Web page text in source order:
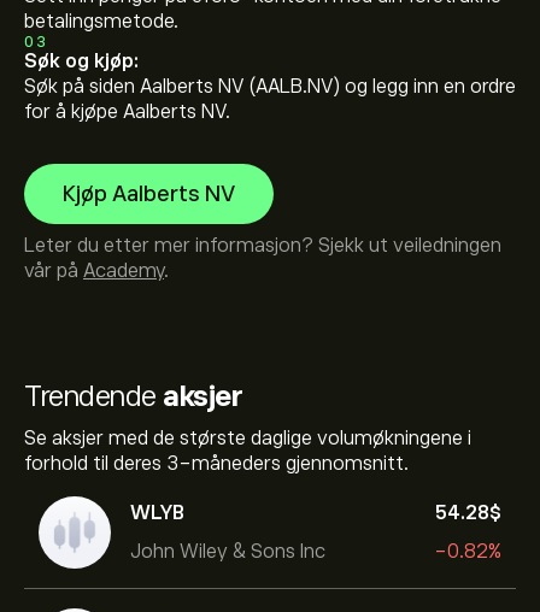
Trendende aksjer
Se aksjer med de største daglige volumøkningene i
forhold til deres 3-måneders gjennomsnitt.
WLYB
John Wiley & Sons Inc
54.28‎$‎
-0.82%
betalingsmetode.
03
Søk og kjøp:
Søk på siden Aalberts NV (AALB.NV) og legg inn en ordre
for å kjøpe Aalberts NV.
Kjøp Aalberts NV
Leter du etter mer informasjon? Sjekk ut veiledningen
vår på Academy.